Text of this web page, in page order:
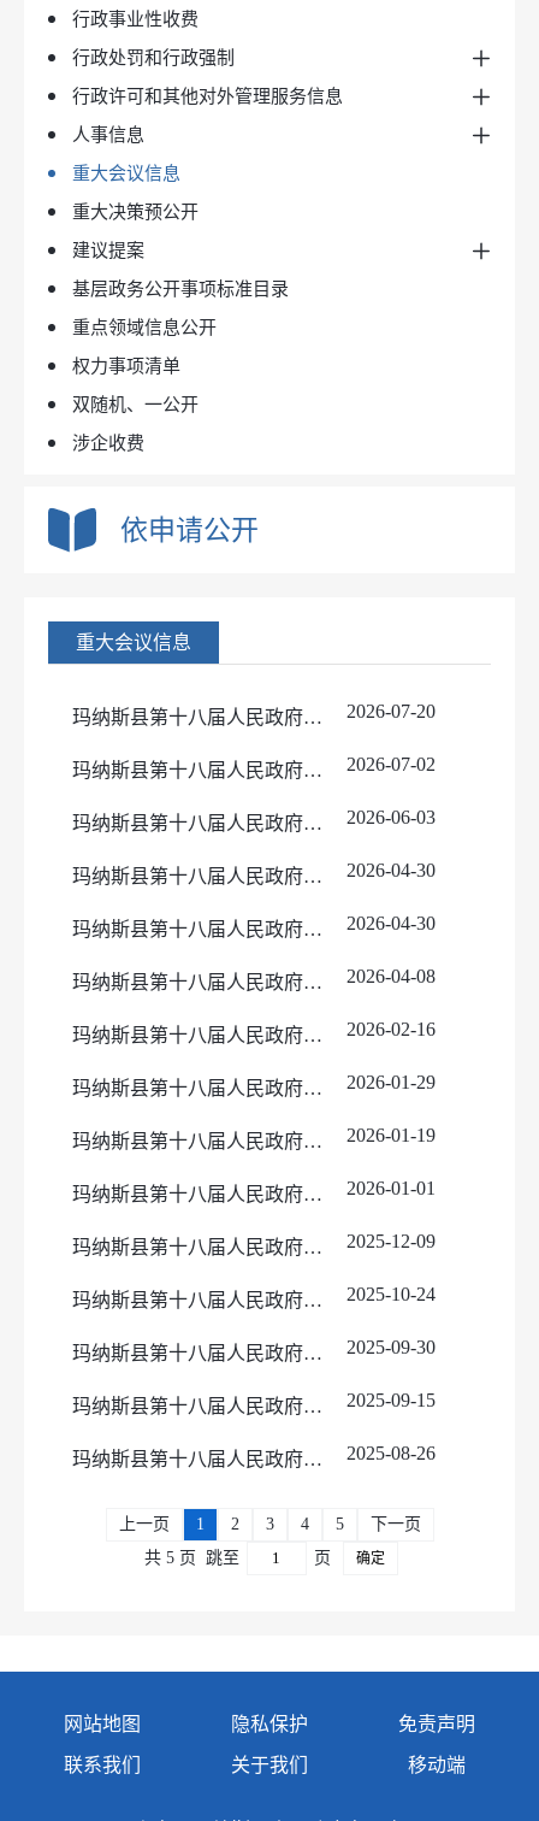
实施情况
目录标准
行政事业性收费
行政处罚和行政强制
依据条件程序
处罚/强制决定（线上）
处罚/强制决定（线下）
行政许可和其他对外管理服务信息
依据条件程序
事项办理结果（线上）
事项办理结果（线下）
人事信息
人事任免
公务员招考
重大会议信息
重大决策预公开
建议提案
人大建议
政协提案
基层政务公开事项标准目录
重点领域信息公开
权力事项清单
双随机、一公开
涉企收费
依申请公开
重大会议信息
玛纳斯县第十八届人民政府第七十四次常务会议纪要（图） 2026-07-20
玛纳斯县第十八届人民政府第七十三次常务会议纪要（图） 2026-07-02
玛纳斯县第十八届人民政府第七十二次常务会议纪要（图） 2026-06-03
玛纳斯县第十八届人民政府第七十一次常务会议纪要（图） 2026-04-30
玛纳斯县第十八届人民政府第七十次常务会议纪要（图） 2026-04-30
玛纳斯县第十八届人民政府第六十九次常务会议纪要（图） 2026-04-08
玛纳斯县第十八届人民政府第六十八次常务会议纪要（图） 2026-02-16
玛纳斯县第十八届人民政府第六十七次常务会议纪要（图） 2026-01-29
玛纳斯县第十八届人民政府第六十六次常务会议纪要（图） 2026-01-19
玛纳斯县第十八届人民政府第六十五次常务会议纪要（图） 2026-01-01
玛纳斯县第十八届人民政府第六十四次常务会议纪要（图） 2025-12-09
玛纳斯县第十八届人民政府第六十三次常务会议纪要（图） 2025-10-24
玛纳斯县第十八届人民政府第六十二次常务会议纪要（图） 2025-09-30
玛纳斯县第十八届人民政府第六十一次常务会议纪要（图） 2025-09-15
玛纳斯县第十八届人民政府第六十次常务会议纪要（图） 2025-08-26
上一页 1 2 3 4 5
下一页
共 5 页
跳至 页 确定
网站地图 隐私保护
免责声明
联系我们
关于我们 移动端